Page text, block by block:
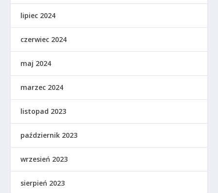
lipiec 2024
czerwiec 2024
maj 2024
marzec 2024
listopad 2023
październik 2023
wrzesień 2023
sierpień 2023